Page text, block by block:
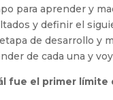
para aprender y
y definir el
de desarrollo y
de cada una y
fue el primer